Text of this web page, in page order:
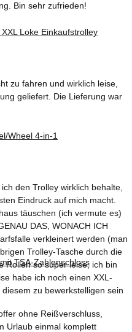
Bin sehr zufrieden!
zu fahren und wirklich leise,
geliefert. Die Lieferung war
den Trolley wirklich behalte,
Eindruck auf mich macht.
täuschen (ich vermute es)
DAS, WONACH ICH
verkleinert werden (man
Trolley-Tasche durch die
Rollen so super leise, ich bin
habe ich noch einen XXL-
zu bewerkstelligen sein
ohne Reißverschluss,
Urlaub einmal komplett